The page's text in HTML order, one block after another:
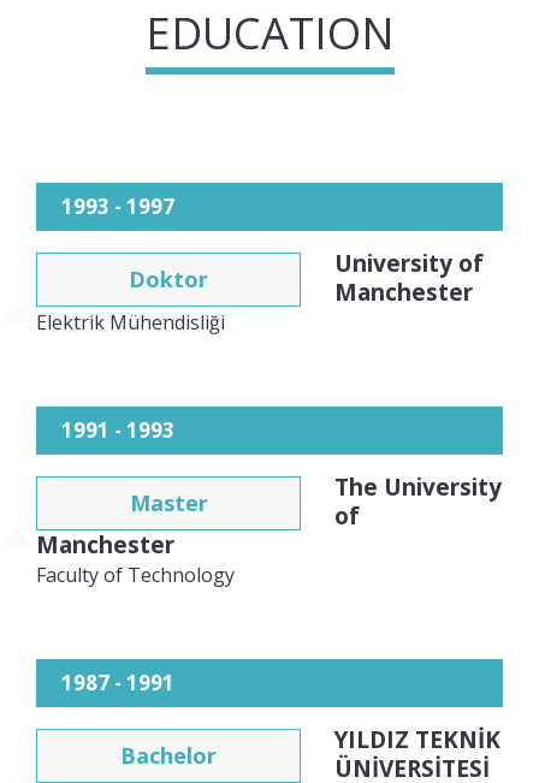
EDUCATION
1993 - 1997
Doktor
University of
Manchester
Elektrik Mühendisliği
1991 - 1993
Master
The University
of
Manchester
Faculty of Technology
1987 - 1991
Bachelor
YILDIZ TEKNİK
ÜNİVERSİTESİ